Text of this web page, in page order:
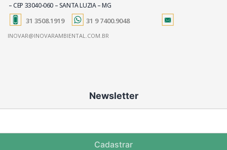
– CEP 33040-060 – SANTA LUZIA – MG
31 3508.1919 31 9 7400.9048
INOVAR@INOVARAMBIENTAL.COM.BR
Newsletter
Cadastrar